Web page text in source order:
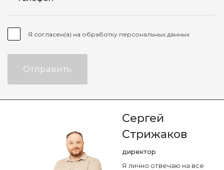
Я согласен(а) на обработку персональных данных
Отправить
Сергей
Стрижаков
директор
Я лично отвечаю на все